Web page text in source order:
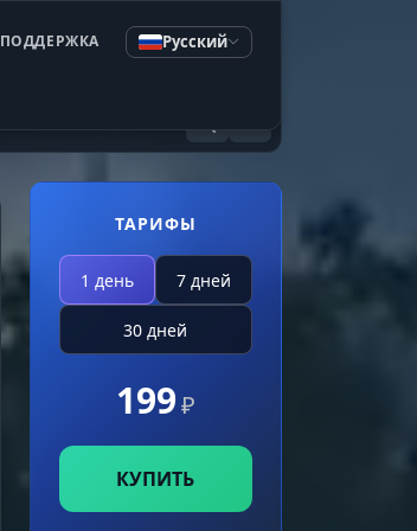
ПОДДЕРЖКА Русский
ТАРИФЫ
1 день 7 дней
30 дней
199₽
КУПИТЬ